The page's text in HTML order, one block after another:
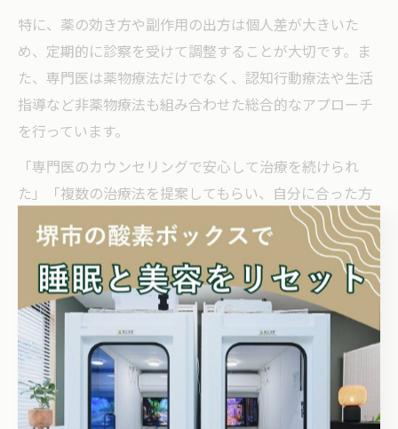
特に、薬の効き方や副作用の出方は個人差が大きいた
め、定期的に診察を受けて調整することが大切です。ま
た、専門医は薬物療法だけでなく、認知行動療法や生活
指導など非薬物療法も組み合わせた総合的なアプローチ
を行っています。
「専門医のカウンセリングで安心して治療を続けられ
た」「複数の治療法を提案してもらい、自分に合った方
法を選べた」という声も多く、信頼できる医療機関選び
が安心の治療につながります。受診時には疑問や希望を
しっかり伝えることがポイントです。
体質も考慮した不眠症改善のコツ
体質に合わせた不眠症対策と薬の選択基準